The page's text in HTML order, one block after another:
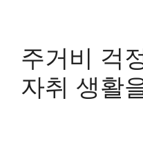
주거비 걱
자취 생활